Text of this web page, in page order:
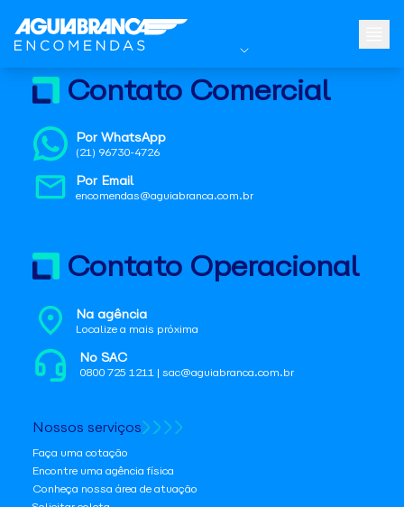
Contato Comercial
Por WhatsApp
(21) 96730-4726
Por Email
encomendas@aguiabranca.com.br
Contato Operacional
Na agência
Localize a mais próxima
No SAC
0800 725 1211 | sac@aguiabranca.com.br
Nossos serviços
Faça uma cotação
Encontre uma agência física
Conheça nossa área de atuação